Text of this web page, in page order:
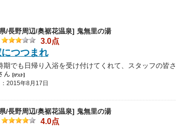
/長野周辺/奥裾花温泉] 鬼無里の湯
3.0点
つつまれ
ん
2015年8月17日
/長野周辺/奥裾花温泉] 鬼無里の湯
4.0点